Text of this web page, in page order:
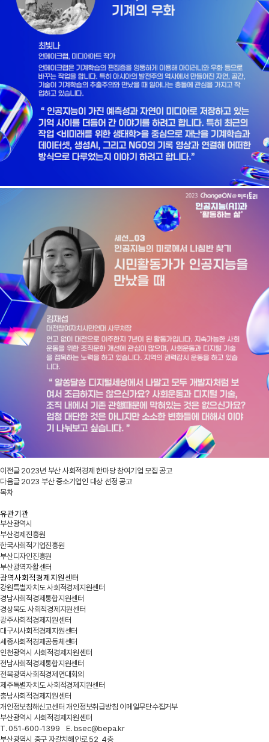
이전글 2023년 부산 사회적경제 한마당 참여기업 모집 공고
다음글 2023 부산 중소기업인 대상 선정 공고
목차
유관기관
부산광역시
부산경제진흥원
한국사회적기업진흥원
부산디자인진흥원
부산광역자활센터
광역사회적경제지원센터
강원특별자치도 사회적경제지원센터
경남사회적경제통합지원센터
경상북도 사회적경제지원센터
광주사회적경제지원센터
대구시사회적경제지원센터
세종사회적경제공동체센터
인천광역시 사회적경제지원센터
전남사회적경제통합지원센터
전북광역사회적경제연대회의
제주특별자치도 사회적경제지원센터
충남사회적경제지원센터
개인정보침해신고센터 개인정보취급방침 이메일무단수집거부
부산광역시 사회적경제지원센터
T. 051-600-1399 E. bsec@bepa.kr
부산광역시 중구 자갈치해안로 52, 4층